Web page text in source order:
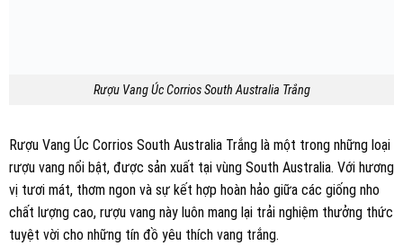
Rượu Vang Úc Corrios South Australia Trắng
Rượu Vang Úc Corrios South Australia Trắng là một trong những loại
rượu vang nổi bật, được sản xuất tại vùng South Australia. Với hương
vị tươi mát, thơm ngon và sự kết hợp hoàn hảo giữa các giống nho
chất lượng cao, rượu vang này luôn mang lại trải nghiệm thưởng thức
tuyệt vời cho những tín đồ yêu thích vang trắng.